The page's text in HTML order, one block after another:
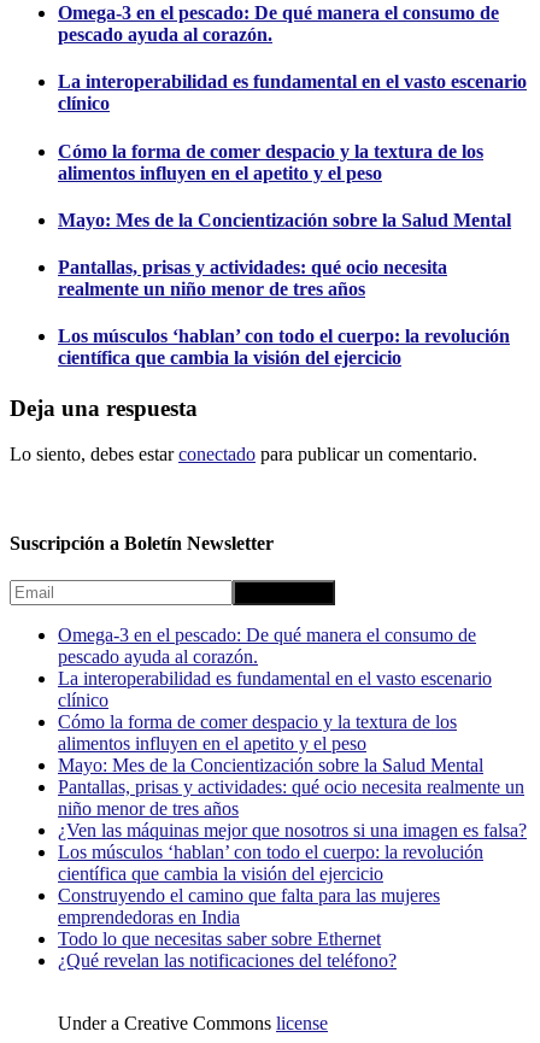
Omega-3 en el pescado: De qué manera el consumo de
pescado ayuda al corazón.
La interoperabilidad es fundamental en el vasto escenario
clínico
Cómo la forma de comer despacio y la textura de los
alimentos influyen en el apetito y el peso
Mayo: Mes de la Concientización sobre la Salud Mental
Pantallas, prisas y actividades: qué ocio necesita
realmente un niño menor de tres años
Los músculos ‘hablan’ con todo el cuerpo: la revolución
científica que cambia la visión del ejercicio
Deja una respuesta
Lo siento, debes estarconectado para publicar un comentario.
Suscripción a Boletín Newsletter
Omega-3 en el pescado: De qué manera el consumo de
pescado ayuda al corazón.
La interoperabilidad es fundamental en el vasto escenario
clínico
Cómo la forma de comer despacio y la textura de los
alimentos influyen en el apetito y el peso
Mayo: Mes de la Concientización sobre la Salud Mental
Pantallas, prisas y actividades: qué ocio necesita realmente un
niño menor de tres años
¿Ven las máquinas mejor que nosotros si una imagen es falsa?
Los músculos ‘hablan’ con todo el cuerpo: la revolución
científica que cambia la visión del ejercicio
Construyendo el camino que falta para las mujeres
emprendedoras en India
Todo lo que necesitas saber sobre Ethernet
¿Qué revelan las notificaciones del teléfono?
Under a Creative Commons license